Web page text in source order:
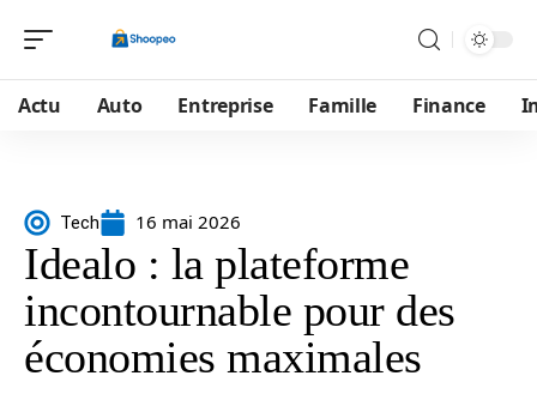
Actu Auto Entreprise Famille Finance
Tech 16 mai 2026
Idealo : la plateforme
incontournable pour des
économies maximales